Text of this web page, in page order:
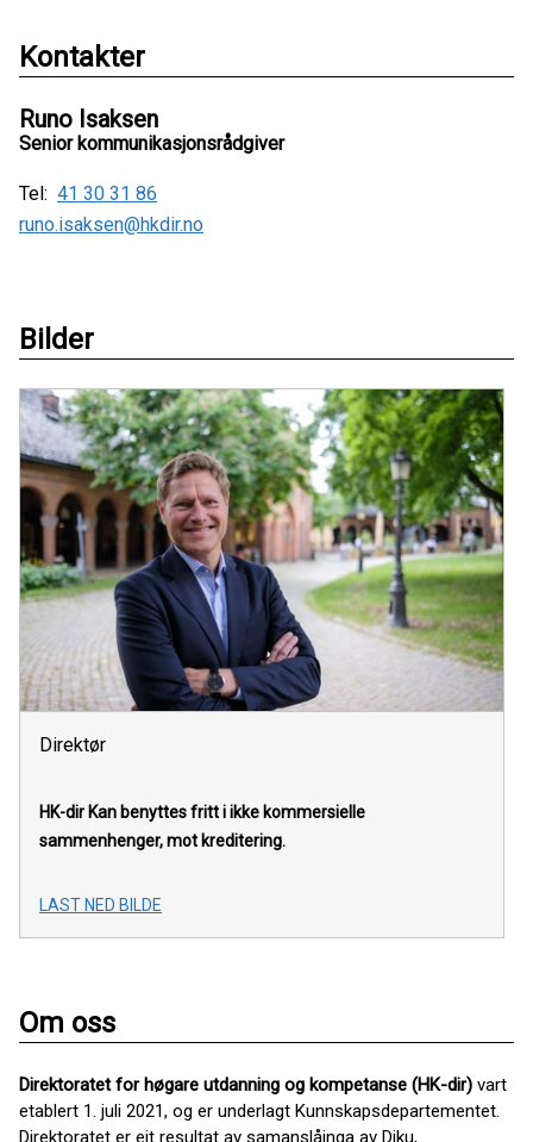
Kontakter
Runo Isaksen
Senior kommunikasjonsrådgiver
Tel: 41 30 31 86
runo.isaksen@hkdir.no
Bilder
Direktør
HK-dir Kan benyttes fritt i ikke kommersielle
sammenhenger, mot kreditering.
LAST NED BILDE
Om oss
Direktoratet for høgare utdanning og kompetanse (HK-dir) vart
etablert 1. juli 2021, og er underlagt Kunnskapsdepartementet.
Direktoratet er eit resultat av samanslåinga av Diku,